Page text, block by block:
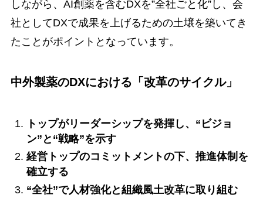
しながら、AI創薬を含むDXを”全社ごと化”し、会
社としてDXで成果を上げるための土壌を築いてき
たことがポイントとなっています。
中外製薬のDXにおける「改革のサイクル」
トップがリーダーシップを発揮し、“ビジョ
ン”と“戦略”を示す
経営トップのコミットメントの下、推進体制を
確立する
“全社”で人材強化と組織風土改革に取り組む